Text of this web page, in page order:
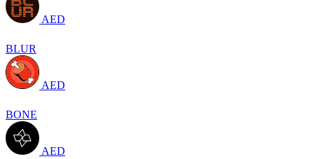
AED
BLUR
AED
BONE
AED